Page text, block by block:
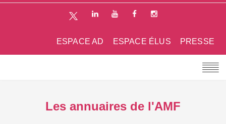
PRESSE
ESPACE ÉLUS
ESPACE AD
Les annuaires de l'AMF